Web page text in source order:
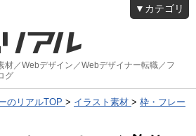
▼カテゴリ
材／Webデザイン／Webデザイナー転職／フ
グ
のリアルTOP > イラスト素材 > 枠・フレー